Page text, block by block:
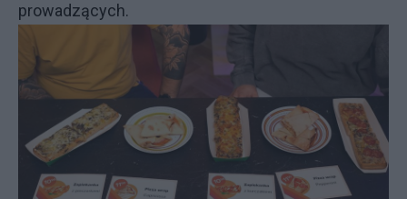
prowadzących.